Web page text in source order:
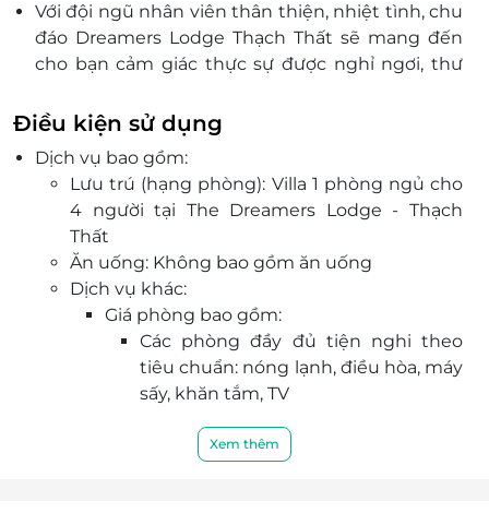
Với đội ngũ nhân viên thân thiện, nhiệt tình, chu
đáo Dreamers Lodge Thạch Thất sẽ mang đến
cho bạn cảm giác thực sự được nghỉ ngơi, thư
Điều kiện sử dụng
Dịch vụ bao gồm:
Lưu trú (hạng phòng): Villa 1 phòng ngủ cho
4 người tại The Dreamers Lodge - Thạch
Thất
Ăn uống: Không bao gồm ăn uống
Dịch vụ khác:
Giá phòng bao gồm:
Các phòng đầy đủ tiện nghi theo
tiêu chuẩn: nóng lạnh, điều hòa, máy
sấy, khăn tắm, TV
Tặng nước uống miễn phí tại phòng
Xem thêm